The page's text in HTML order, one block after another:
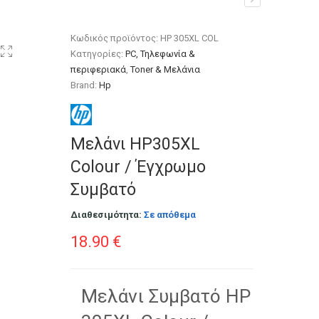
Κωδικός προϊόντος: HP 305XL COL
Κατηγορίες:PC, Τηλεφωνία &
περιφεριακά,Toner & Μελάνια
Brand:Hp
Μελάνι HP305XL
Colour / Έγχρωμο
Συμβατό
Διαθεσιμότητα:Σε απόθεμα
18.90 €
Μελάνι Συμβατό HP